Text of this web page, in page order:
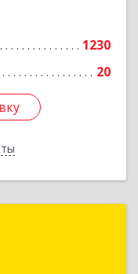
1230
20
муниципальный